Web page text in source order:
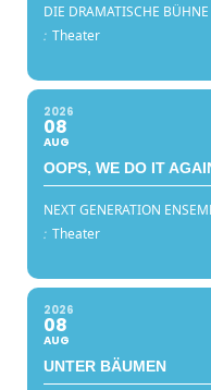
DIE DRAMATISCHE BÜHNE
: Theater
2026
08
AUG
OOPS, WE DO IT
NEXT GENERATION
: Theater
2026
08
AUG
UNTER BÄUMEN